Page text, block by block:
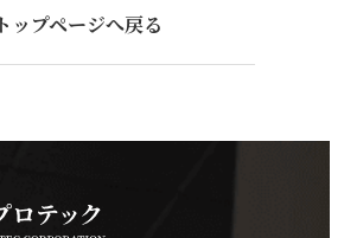
ップページへ戻る